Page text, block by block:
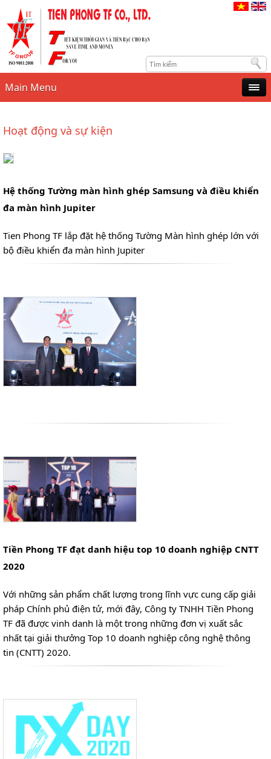
Main Menu
Hoạt động và sự kiện
Hệ thống Tường màn hình ghép Samsung và điều khiển
đa màn hình Jupiter
Tien Phong TF lắp đặt hệ thống Tường Màn hình ghép lớn với
bộ điều khiển đa màn hình Jupiter
Tiền Phong TF đạt danh hiệu top 10 doanh nghiệp CNTT
2020
Với những sản phẩm chất lượng trong lĩnh vực cung cấp giải
pháp Chính phủ điện tử, mới đây, Công ty TNHH Tiền Phong
TF đã được vinh danh là một trong những đơn vị xuất sắc
nhất tại giải thưởng Top 10 doanh nghiệp công nghệ thông
tin (CNTT) 2020.